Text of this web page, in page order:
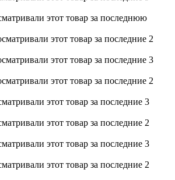
этот товар за последнюю
этот товар за последние 2
этот товар за последние 3
этот товар за последние 2
этот товар за последние 3
этот товар за последние 2
этот товар за последние 3
этот товар за последние 2